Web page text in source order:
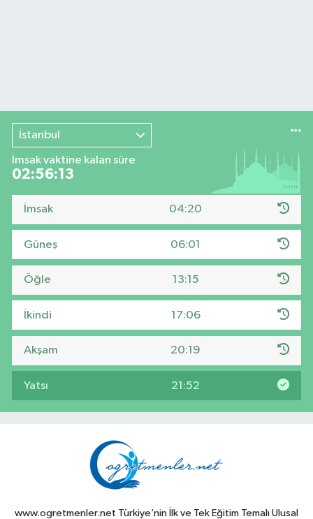
İstanbul
İmsak vaktine kalan süre
02:56:12
İmsak 04:20
Güneş 06:01
Öğle 13:15
İkindi 17:06
Akşam 20:19
Yatsı 21:52
www.ogretmenler.net Türkiye’nin İlk ve Tek Eğitim Temalı Ulusal